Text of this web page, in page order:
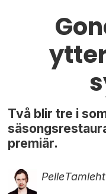
Två blir tre i
premiär.
PelleTamleht